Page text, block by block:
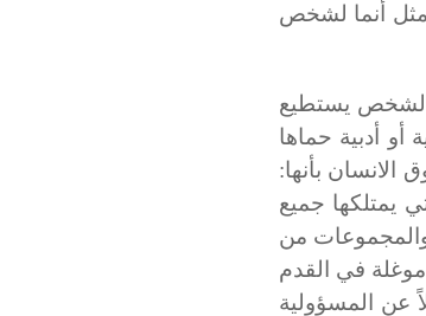
ل
أنما لشخص
لشخص يستطيع
أدبية حماها
الانسان بأنها:
يمتلكها جميع
والمجموعات من
في القدم
عن المسؤولية